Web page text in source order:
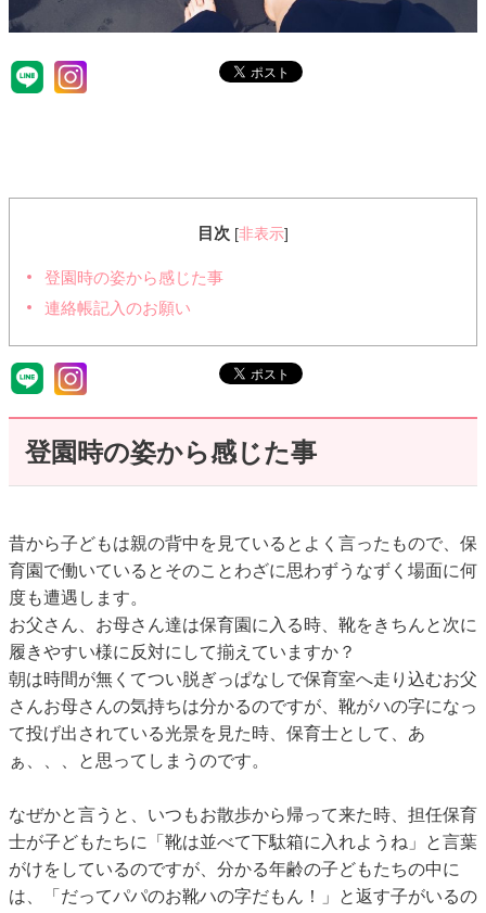
目次 [非表示]
登園時の姿から感じた事
️連絡帳記入のお願い
登園時の姿から感じた事
昔から子どもは親の背中を見ているとよく言ったもので、保
育園で働いているとそのことわざに思わずうなずく場面に何
度も遭遇します。
お父さん、お母さん達は保育園に入る時、靴をきちんと次に
履きやすい様に反対にして揃えていますか？
朝は時間が無くてつい脱ぎっぱなしで保育室へ走り込むお父
さんお母さんの気持ちは分かるのですが、靴がハの字になっ
て投げ出されている光景を見た時、保育士として、あ
ぁ、、、と思ってしまうのです。
なぜかと言うと、いつもお散歩から帰って来た時、担任保育
士が子どもたちに「靴は並べて下駄箱に入れようね」と言葉
がけをしているのですが、分かる年齢の子どもたちの中に
は、「だってパパのお靴ハの字だもん！」と返す子がいるの